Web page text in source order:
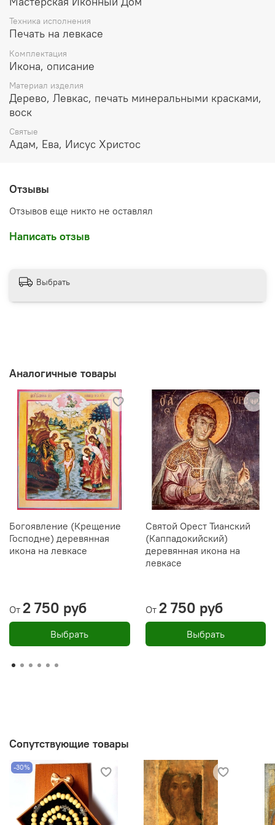
воск
Икона освящена
Техника исполнения
Печать на левкасе
Комплектация
Икона, описание
Материал изделия
Дерево, Левкас, печать минеральными красками,
воск
Святые
Адам, Ева, Иисус Христос
Отзывы
Отзывов еще никто не оставлял
Написать отзыв
Выбрать
Аналогичные товары
Богоявление (Крещение
Господне) деревянная
икона на левкасе
От 2 750 руб
Выбрать
Святой Орест Тианский
(Каппадокийский)
деревянная икона на
левкасе
От 2 750 руб
Выбрать
Сопутствующие товары
-30%